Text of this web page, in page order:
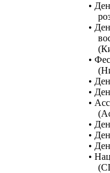
•
•
•
•
•
•
•
•
•
•